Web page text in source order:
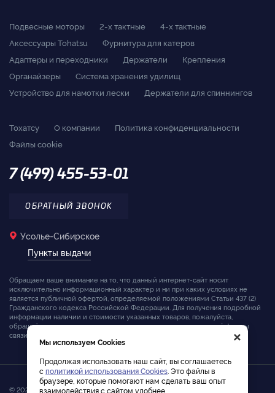
Подвесные моторы 2-x тактные
4-x тактные
Аксессуары Tohatsu
Фурнитура для катеров
Адаптеры и переходники
Держатели
Крепления
Органайзеры
Система хранения удилищ
Устройство для намотки лески
Держатели для спиннингов
Тохатсу О компании
Политика конфиденциальности
Файлы cookie
7 (499) 455-53-01
ОБРАТНЫЙ ЗВОНОК
Усолье-Сибирское
Пункты выдачи
Обращаем ваше внимание на то, что данный интернет-сайт носит
исключительно информационный характер и ни при каких условиях не
является публичной офертой, определяемой положениями Статьи 437 (2)
Гражданского кодекса Российской Федерации. Для получения подробной
информации наличии и стоимости указанных товаров, пожалуйста,
обращайтесь к менеджерам компании с помощью специальной формы
связи на сайте или по телефону.
© 2026. Интернет-магазин лодочных моторов Tohatsu
×
Мы используем Cookies
Продолжая использовать наш сайт, вы соглашаетесь
с политикой использования Cookies . Это файлы в
браузере, которые помогают нам сделать ваш опыт
взаимодействия с сайтом удобнее.